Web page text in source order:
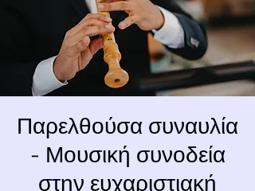
Παρελθούσα συναυλία
- Μουσική συνοδεία
στην ευχαριστιακή